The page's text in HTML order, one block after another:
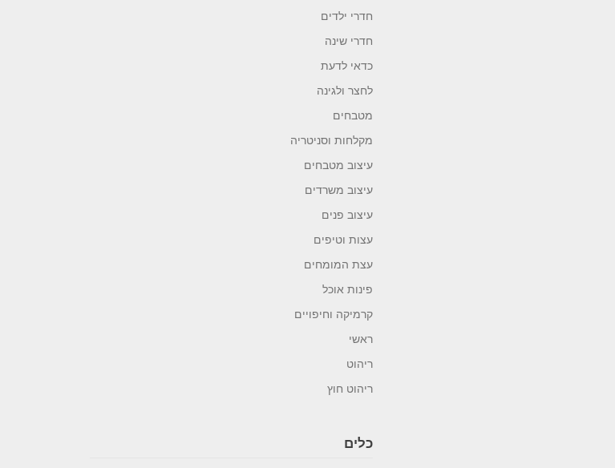
חדרי ילדים
חדרי שינה
כדאי לדעת
לחצר ולגינה
מטבחים
מקלחות וסניטריה
עיצוב מטבחים
עיצוב משרדים
עיצוב פנים
עצות וטיפים
עצת המומחים
פינות אוכל
קרמיקה וחיפויים
ראשי
ריהוט
ריהוט חוץ
כלים